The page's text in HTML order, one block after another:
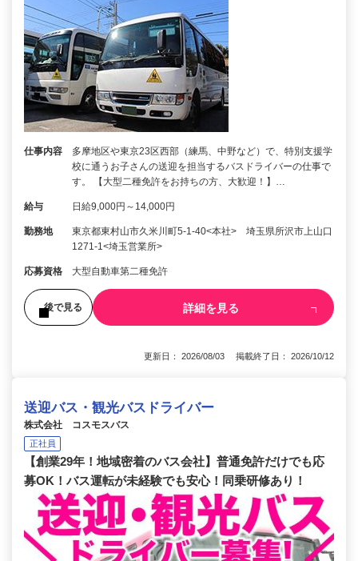
仕事内容
多摩地区や東京23区西部（練馬、中野など）で、特別支援学
校に通うお子さんの送迎を担当するバスドライバーの仕事で
す。 【大型二種免許をお持ちの方、大歓迎！】…
給与 日給9,000円～14,000円
勤務地
東京都東村山市久米川町5-1-40<本社> 埼玉県所沢市上山口
1271-1<埼玉営業所>
応募資格 大型自動車第二種免許
後で見る 詳細を見る
更新日： 2026/08/03 掲載終了日： 2026/10/12
送迎バス・観光バスドライバー
株式会社 コスモスバス
正社員
【創業29年！地域密着のバス会社】普通免許だけでも応
募OK！バス運転が未経験でも安心！同乗研修あり！